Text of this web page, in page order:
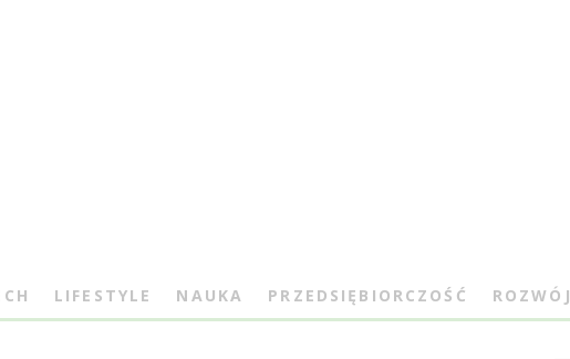
LIFESTYLE NAUKA PRZEDSIĘBIORCZOŚĆ ROZWÓJ